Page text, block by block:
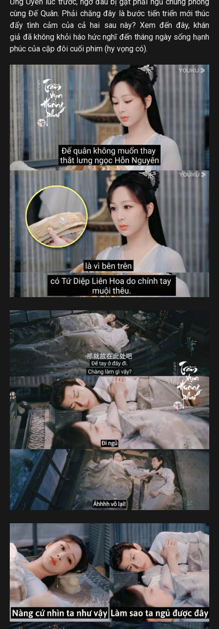
cùng Đế Quân. Phải chăng đây là bước tiến triển mới thúc
đẩy tình cảm của cả hai sau này? Xem đến đây, khán
giả đã không khỏi háo hức nghĩ đến tháng ngày sống hạnh
phúc của cặp đôi cuối phim (hy vọng có).